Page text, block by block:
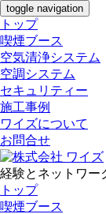
toggle navigation
トップ
喫煙ブース
空気清浄システム
空調システム
セキュリティー
施工事例
ワイズについて
お問合せ
経験とネットワー
トップ
喫煙ブース